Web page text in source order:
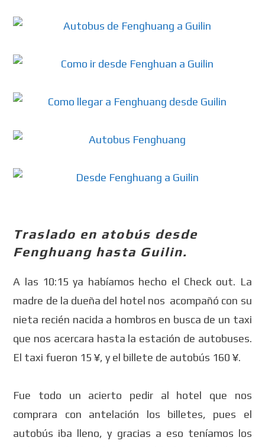
Traslado en atobús desde
Fenghuang hasta Guilin.
A las 10:15 ya habíamos hecho el Check out. La
madre de la dueña del hotel nos acompañó con su
nieta recién nacida a hombros en busca de un taxi
que nos acercara hasta la estación de autobuses.
El taxi fueron 15 ¥, y el billete de autobús 160 ¥.
Fue todo un acierto pedir al hotel que nos
comprara con antelación los billetes, pues el
autobús iba lleno, y gracias a eso teníamos los